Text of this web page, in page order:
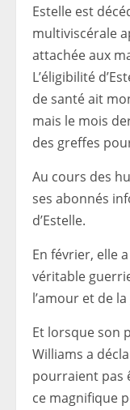
Estelle est
multiviscérale
attachée aux
L’éligibilité
de santé ait
mais le mois
des greffes
Au cours des
ses abonnés
d’Estelle.
En février, elle
véritable
l’amour et de
Et lorsque son
Williams a
pourraient pas
ce magnifique